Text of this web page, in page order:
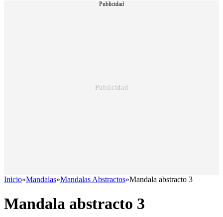
Publicidad
Inicio»Mandalas»Mandalas Abstractos»Mandala abstracto 3
Mandala abstracto 3